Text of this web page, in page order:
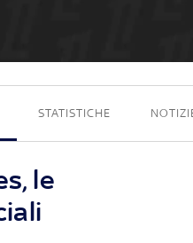
3
STATISTICHE
le